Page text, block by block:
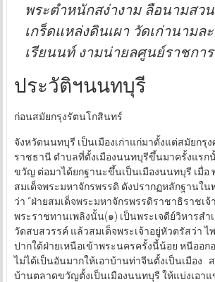
พระตำหนักสง่างาม ลือนามสวน
เกร็ดแหล่งดินเผา วัดเก่านามล
เรียนนท์ งามน่ายลศูนย์ราชการ
ประวัติฯนนทบุรี
ก่อนสมัยกรุงรัตนโกสินทร์
จังหวัดนนทบุรี เป็นเมืองเก่าแก่มาตั้งแต่สมัยกรุ
ราชธานี ตำบลที่ตั้งเมืองนนทบุรีขึ้นมาครั้งแรก
ขวัญ ต่อมาได้ยกฐานะขึ้นเป็นเมืองนนทบุรี เมื่อ
สมเด็จพระมหาจักรพรรดิ ดังปรากฏหลักฐานใน
ว่า “ฝ่ายสมเด็จพระมหาจักรพรรดิราชาธิราชเ
พระราชทานเพลิงนั้น(๑) เป็นพระเจดีย์วิหารสำ
วัดสบสวรรค์ แล้วสมเด็จพระเจ้าอยู่หัวตรัสว่า ไ
ปากใต้ฝ่ายเหนือเข้าพระนครครั้งนี้น้อย หนีออก
ไม่ได้เป็นอันมากให้เอาบ้านท่าจีนตั้งเป็นเมือง
บ้านตลาดขวัญตั้งเป็นเมืองนนทบุรี ให้แบ่งเอาแ